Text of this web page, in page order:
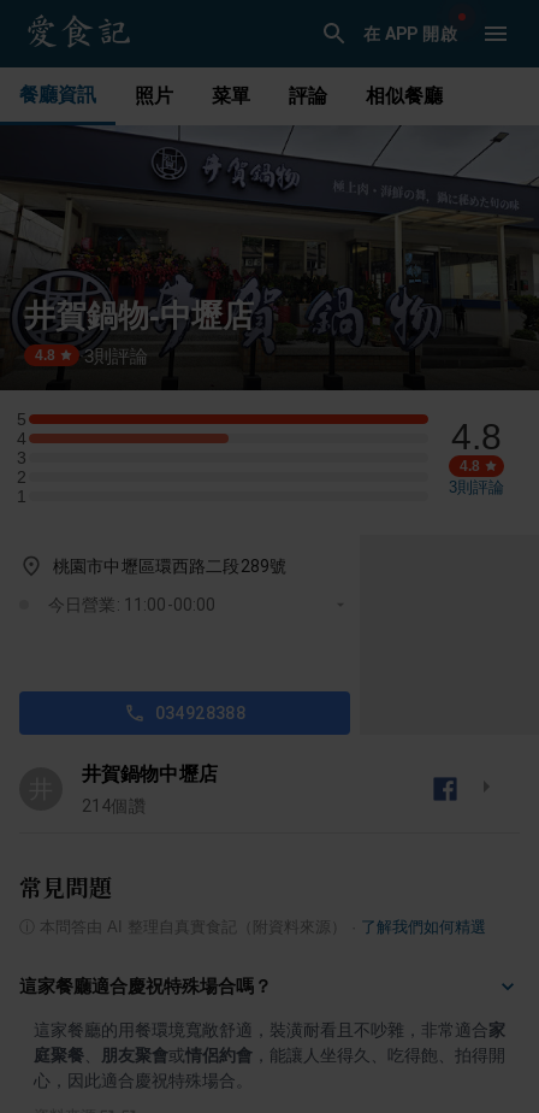
在 APP 開啟
餐廳資訊 照片 菜單 評論 相似餐廳
井賀鍋物-中壢店
4.8 ·3則評論
5
5 星：2 則評論
4
4 星：1 則評論
3
3 星：0 則評論
2
2 星：0 則評論
1
1 星：0 則評論
4.8
4.8
3則評論
桃園市中壢區環西路二段289號
今日營業: 11:00-00:00
034928388
井賀鍋物中壢店
214個讚
常見問題
本問答由 AI 整理自真實食記（附資料來源） 了解我們如何精選
這家餐廳適合慶祝特殊場合嗎？
這家餐廳的用餐環境寬敞舒適，裝潢耐看且不吵雜，非常適合家
庭聚餐
朋友聚會或情侶約會 ，能讓人坐得久、吃得飽、拍得開
心，因此適合慶祝特殊場合。